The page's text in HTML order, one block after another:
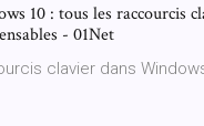
10 : tous les raccourcis
- 01Net
clavier dans